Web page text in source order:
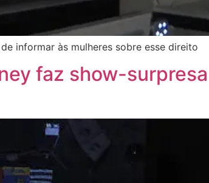
informar às mulheres sobre esse direito
faz show-